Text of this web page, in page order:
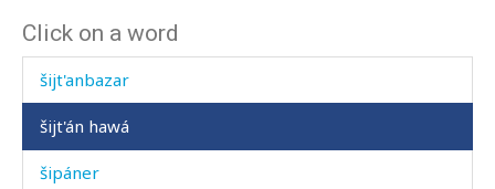
Click on a word
šijt'an
šijt'anbazar
šijt'án hawá
šipáner